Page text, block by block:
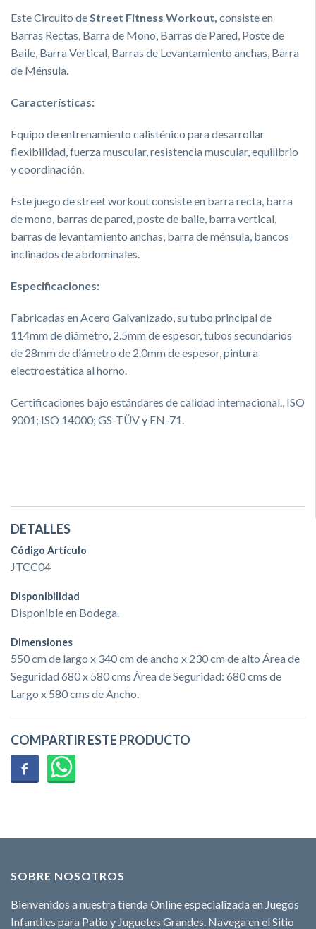
Este Circuito deStreet Fitness Workout, consiste en
Barras Rectas, Barra de Mono, Barras de Pared, Poste de
Baile, Barra Vertical, Barras de Levantamiento anchas, Barra
de Ménsula.
Características:
Equipo de entrenamiento calisténico para desarrollar
flexibilidad, fuerza muscular, resistencia muscular, equilibrio
y coordinación.
Este juego de street workout consiste en barra recta, barra
de mono, barras de pared, poste de baile, barra vertical,
barras de levantamiento anchas, barra de ménsula, bancos
inclinados de abdominales.
Especificaciones:
Fabricadas en Acero Galvanizado, su tubo principal de
114mm de diámetro, 2.5mm de espesor, tubos secundarios
de 28mm de diámetro de 2.0mm de espesor, pintura
electroestática al horno.
Certificaciones bajo estándares de calidad internacional., ISO
9001; ISO 14000; GS-TÜV y EN-71.
DETALLES
Código Artículo
JTCC04
Disponibilidad
Disponible en Bodega.
Dimensiones
550 cm de largo x 340 cm de ancho x 230 cm de alto Área de
Seguridad 680 x 580 cms Área de Seguridad: 680 cms de
Largo x 580 cms de Ancho.
COMPARTIR ESTE PRODUCTO
SOBRE NOSOTROS
Bienvenidos a nuestra tienda Online especializada en Juegos
Infantiles para Patio y Juguetes Grandes. Navega en el Sitio